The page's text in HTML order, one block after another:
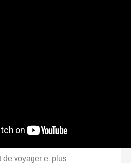
de voyager et plus